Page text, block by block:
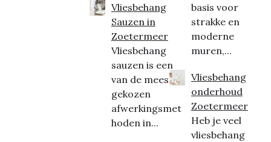
Vliesbehang
Sauzen in
Zoetermeer
Vliesbehang
sauzen is een
van de meest
gekozen
afwerkingsmet
hoden in...
basis voor
strakke en
moderne
muren,...
Vliesbehang
onderhoud
Zoetermeer
Heb je veel
vliesbehang